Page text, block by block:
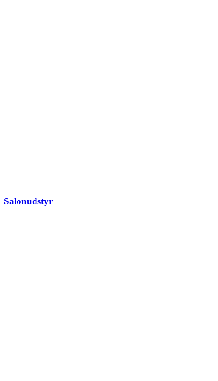
Salonudstyr